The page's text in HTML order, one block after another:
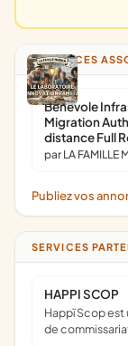
ANNONCES
Bénévole
Migration
distance Full
par LA FAMILLE
Publiez vos
SERVICES
HAPPI SCOP
Happï Scop est une coopérative d’expertise comptable &
de